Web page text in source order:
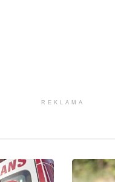
REKLAMA